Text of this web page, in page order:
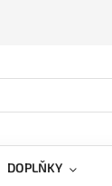
DOPLŇKY